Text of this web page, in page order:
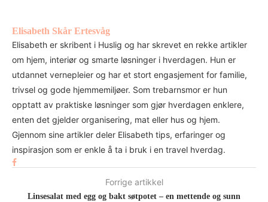
Elisabeth Skår Ertesvåg
Elisabeth er skribent i Huslig og har skrevet en rekke artikler
om hjem, interiør og smarte løsninger i hverdagen. Hun er
utdannet vernepleier og har et stort engasjement for familie,
trivsel og gode hjemmemiljøer. Som trebarnsmor er hun
opptatt av praktiske løsninger som gjør hverdagen enklere,
enten det gjelder organisering, mat eller hus og hjem.
Gjennom sine artikler deler Elisabeth tips, erfaringer og
inspirasjon som er enkle å ta i bruk i en travel hverdag.
Forrige artikkel
Linsesalat med egg og bakt søtpotet – en mettende og sunn